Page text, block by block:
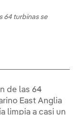
64 turbinas se
de las 64
East Anglia
limpia a casi un